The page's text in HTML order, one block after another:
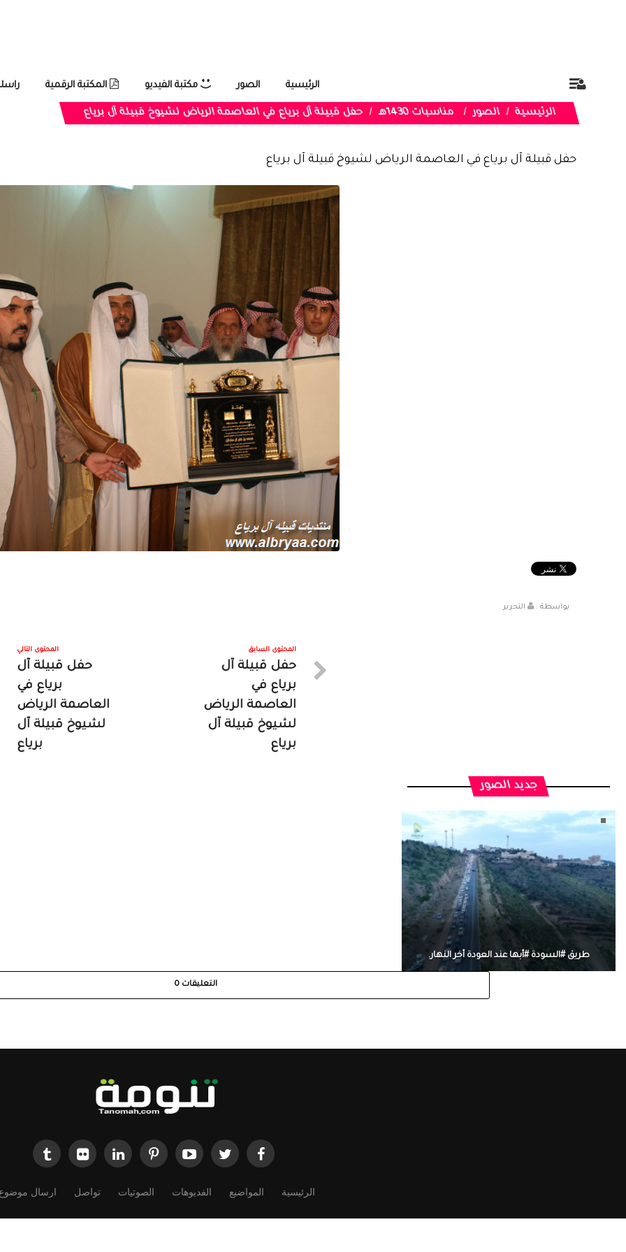
الرئيسية الصور مكتبة الفيديو المكتبة الرقمية
الرئيسية الصور مناسبات 1430هـ حفل قبيلة آل برياع في العاصمة الرياض لشيوخ قبيلة آل برياع
حفل قبيلة آل برياع في العاصمة الرياض لشيوخ قبيلة آل برياع
بواسطة : التحرير
المحتوى السابق
حفل قبيلة آل
برياع في
العاصمة الرياض
لشيوخ قبيلة آل
برياع
المحتوى التالي
حفل قبيلة آل
برياع في
العاصمة الرياض
لشيوخ قبيلة آل
برياع
جديد الصور
طريق #السودة #أبها عند العودة أخر النهار.
التعليقات 0
الرئيسية المواضيع الفديوهات الصوتيات تواصل ارسال